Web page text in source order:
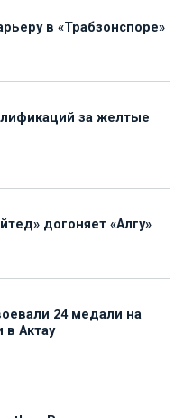
в «Трабзонспоре»
за желтые
догоняет «Алгу»
24 медали на
в Актау